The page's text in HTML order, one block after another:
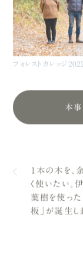
フォレストカレッジ
１本の木を、
く使いたい。
葉樹を使った
板」が誕生しま